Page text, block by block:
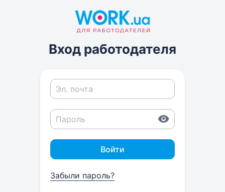
Вход работодателя
Войти
Забыли пароль?